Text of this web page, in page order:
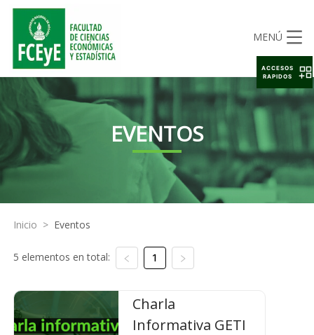
MENÚ
EVENTOS
Inicio > Eventos
5 elementos en total: 1
Charla
Informativa GETI
ACCESOS
RAPIDOS